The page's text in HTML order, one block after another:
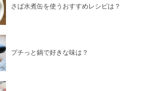
さば水煮缶を使うおすすめレシピは？
プチっと鍋で好きな味は？